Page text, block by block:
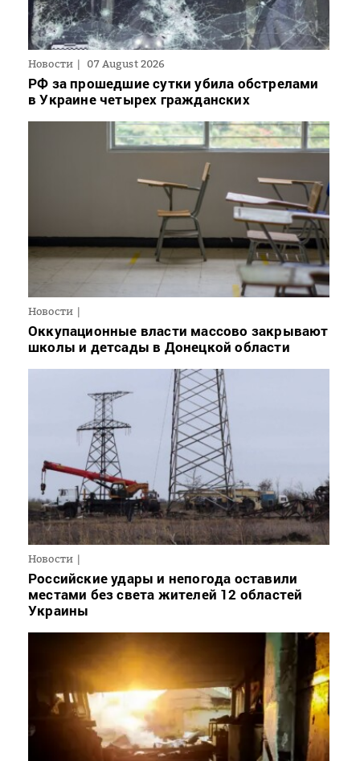
Новости 07 August 2026
РФ за прошедшие сутки убила обстрелами
в Украине четырех гражданских
Новости
Оккупационные власти массово закрывают
школы и детсады в Донецкой области
Новости
Российские удары и непогода оставили
местами без света жителей 12 областей
Украины